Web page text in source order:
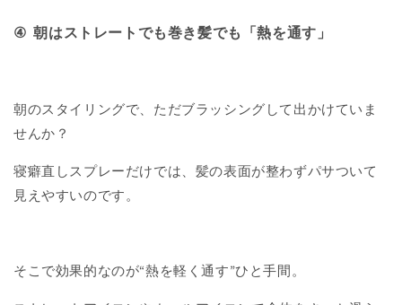
④ 朝はストレートでも巻き髪でも「熱を通す」
朝のスタイリングで、ただブラッシングして出かけていま
せんか？
寝癖直しスプレーだけでは、髪の表面が整わずパサついて
見えやすいのです。
そこで効果的なのが“熱を軽く通す”ひと手間。